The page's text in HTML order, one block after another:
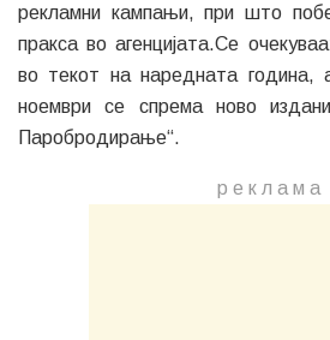
рекламни кампањи, при што
пракса во агенцијата.Се
во текот на наредната година,
ноември се спрема ново
Паробродирање“.
р е к л а м a